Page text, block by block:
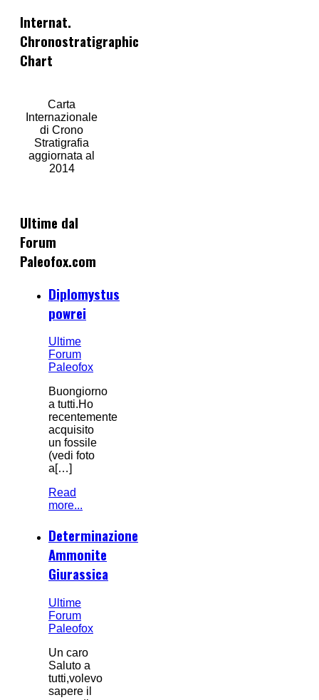
Internat.
Chronostratigraphic
Chart
Carta
Internazionale
di Crono
Stratigrafia
aggiornata al
2014
Ultime dal
Forum
Paleofox.com
Diplomystus
powrei
Ultime
Forum
Paleofox
Buongiorno
a tutti.Ho
recentemente
acquisito
un fossile
(vedi foto
a[…]
Read
more...
Determinazione
Ammonite
Giurassica
Ultime
Forum
Paleofox
Un caro
Saluto a
tutti,volevo
sapere il